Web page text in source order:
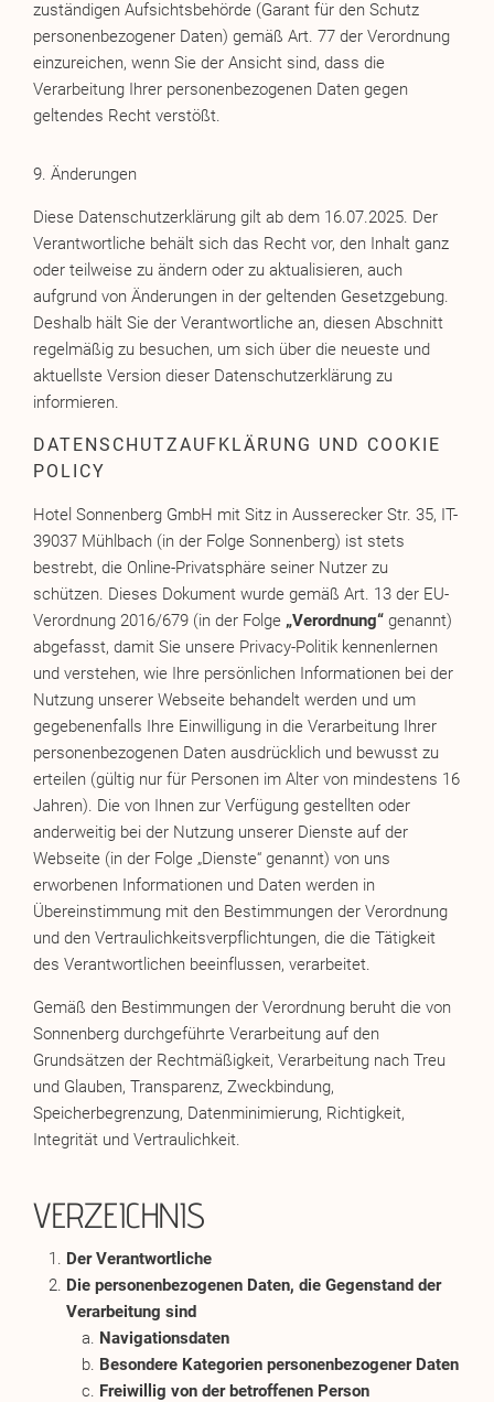
zuständigen Aufsichtsbehörde (Garant für den Schutz
personenbezogener Daten) gemäß Art. 77 der Verordnung
einzureichen, wenn Sie der Ansicht sind, dass die
Verarbeitung Ihrer personenbezogenen Daten gegen
geltendes Recht verstößt.
9. Änderungen
Diese Datenschutzerklärung gilt ab dem 16.07.2025. Der
Verantwortliche behält sich das Recht vor, den Inhalt ganz
oder teilweise zu ändern oder zu aktualisieren, auch
aufgrund von Änderungen in der geltenden Gesetzgebung.
Deshalb hält Sie der Verantwortliche an, diesen Abschnitt
regelmäßig zu besuchen, um sich über die neueste und
aktuellste Version dieser Datenschutzerklärung zu
informieren.
DATENSCHUTZAUFKLÄRUNG UND COOKIE
POLICY
Hotel Sonnenberg GmbH mit Sitz in Ausserecker Str. 35, IT-
39037 Mühlbach (in der Folge Sonnenberg) ist stets
bestrebt, die Online-Privatsphäre seiner Nutzer zu
schützen. Dieses Dokument wurde gemäß Art. 13 der EU-
Verordnung 2016/679 (in der Folge „Verordnung“ genannt)
abgefasst, damit Sie unsere Privacy-Politik kennenlernen
und verstehen, wie Ihre persönlichen Informationen bei der
Nutzung unserer Webseite behandelt werden und um
gegebenenfalls Ihre Einwilligung in die Verarbeitung Ihrer
personenbezogenen Daten ausdrücklich und bewusst zu
erteilen (gültig nur für Personen im Alter von mindestens 16
Jahren). Die von Ihnen zur Verfügung gestellten oder
anderweitig bei der Nutzung unserer Dienste auf der
Webseite (in der Folge „Dienste“ genannt) von uns
erworbenen Informationen und Daten werden in
Übereinstimmung mit den Bestimmungen der Verordnung
und den Vertraulichkeitsverpflichtungen, die die Tätigkeit
des Verantwortlichen beeinflussen, verarbeitet.
Gemäß den Bestimmungen der Verordnung beruht die von
Sonnenberg durchgeführte Verarbeitung auf den
Grundsätzen der Rechtmäßigkeit, Verarbeitung nach Treu
und Glauben, Transparenz, Zweckbindung,
Speicherbegrenzung, Datenminimierung, Richtigkeit,
Integrität und Vertraulichkeit.
VERZEICHNIS
Der Verantwortliche
Die personenbezogenen Daten, die Gegenstand der
Verarbeitung sind
Navigationsdaten
Besondere Kategorien personenbezogener Daten
Freiwillig von der betroffenen Person